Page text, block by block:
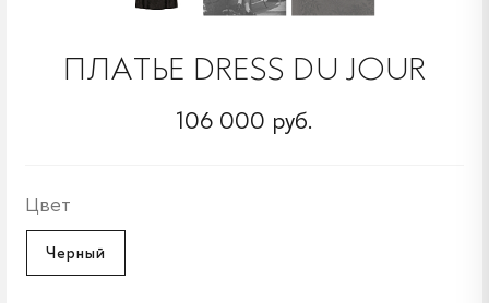
ПЛАТЬЕ DRESS DU JOUR
106 000 руб.
Цвет
Черный